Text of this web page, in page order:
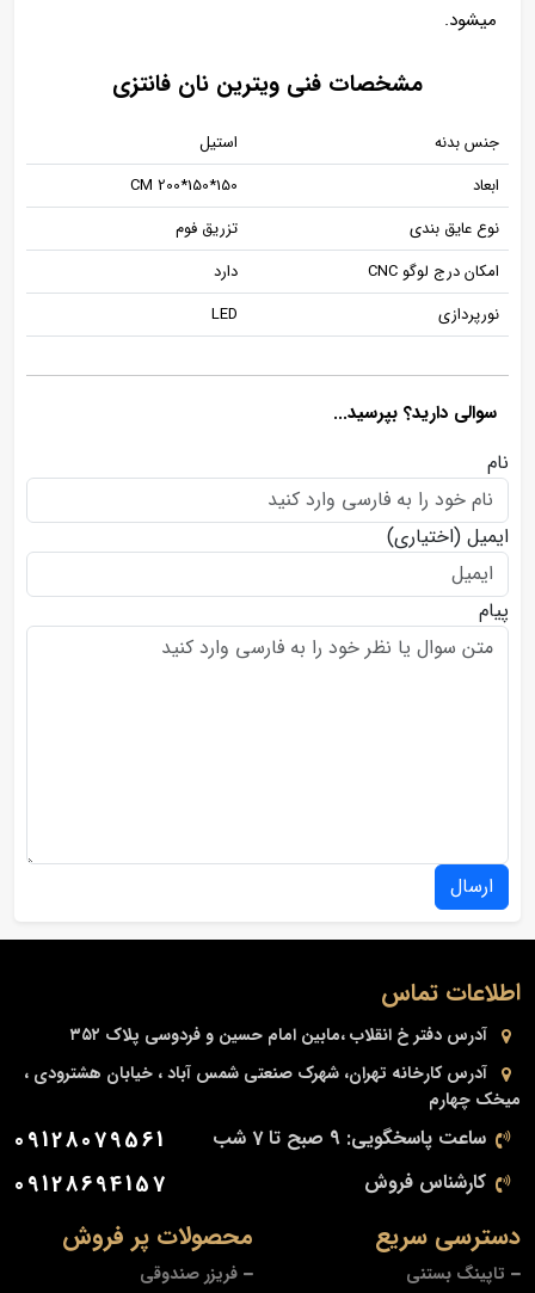
میشود.
مشخصات فنی ویترین نان فانتزی
جنس بدنه
استیل
ابعاد
150*150*200 CM
نوع عایق بندی
تزریق فوم
امکان درج لوگو CNC
دارد
نورپردازی
LED
سوالی دارید؟ بپرسید...
نام
ایمیل (اختیاری)
پیام
ارسال
محصولات پر فروش
فریزر صندوقی
دسترسی سریع
تاپینگ بستنی
اطلاعات تماس
آدرس دفتر خ انقلاب ،مابین امام حسین و فردوسی پلاک ۳۵۲
آدرس کارخانه تهران، شهرک صنعتی شمس آباد ، خیابان هشترودی ،
میخک چهارم
ساعت پاسخگویی: 9 صبح تا 7 شب 09128079561
کارشناس فروش 09128694157